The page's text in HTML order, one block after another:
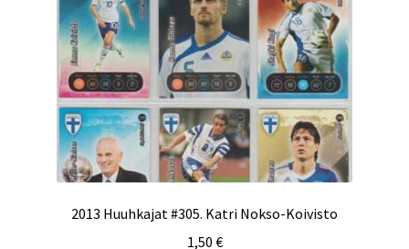
2013 Huuhkajat #305. Katri Nokso-Koivisto
1,50 €